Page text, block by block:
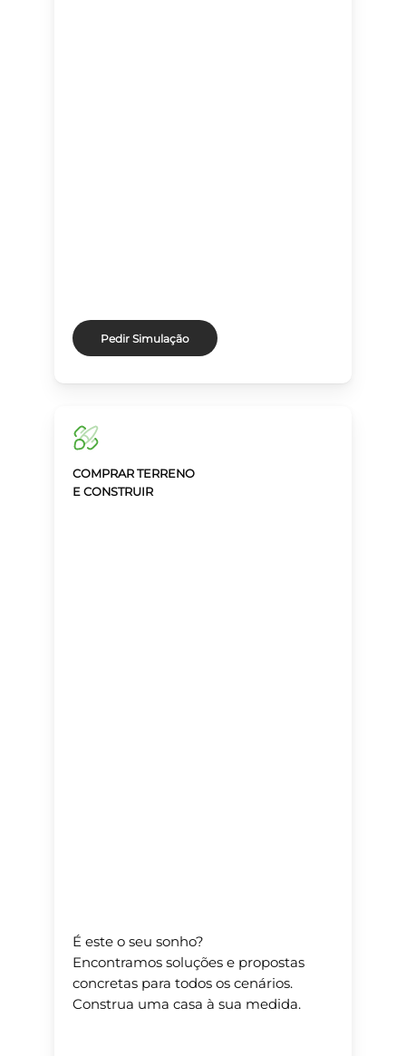
Pedir Simulação
COMPRAR TERRENO
E CONSTRUIR
É este o seu sonho?
Encontramos soluções e propostas
concretas para todos os cenários.
Construa uma casa à sua medida.